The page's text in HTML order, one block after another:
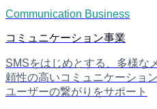
Communication Business
コミュニケーション事業
SMSをはじめとする、多様な
頼性の高いコミュニケーショ
ユーザーの繋がりをサポート